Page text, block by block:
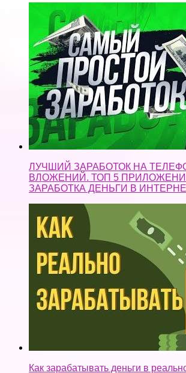
ЛУЧШИЙ ЗАРАБОТОК НА
ВЛОЖЕНИЙ. ТОП 5
ЗАРАБОТКА ДЕНЬГИ В
Как зарабатывать деньги в
заработать много денег реально.